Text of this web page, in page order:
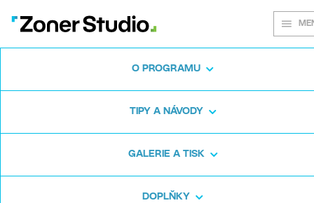
O PROGRAMU
TIPY A NÁVODY
GALERIE A TISK
DOPLŇKY
Na každém
snímku záleží